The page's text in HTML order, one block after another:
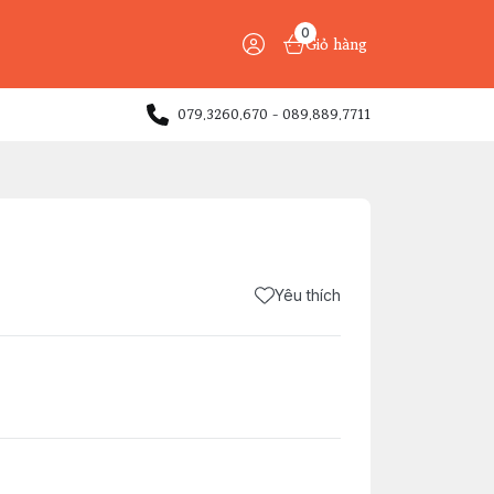
0
Giỏ hàng
079.3260.670 - 089.889.7711
Yêu thích